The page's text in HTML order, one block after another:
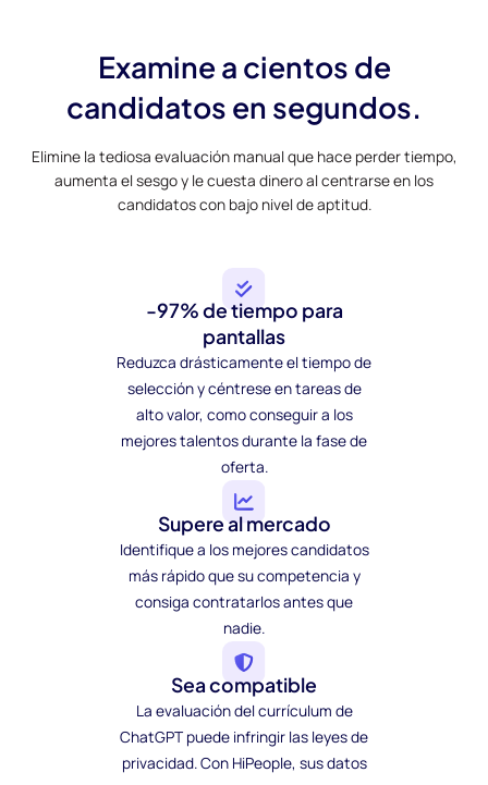
Examine a cientos de
candidatos en segundos.
Elimine la tediosa evaluación manual que hace perder tiempo,
aumenta el sesgo y le cuesta dinero al centrarse en los
candidatos con bajo nivel de aptitud.
-97% de tiempo para
pantallas
Reduzca drásticamente el tiempo de
selección y céntrese en tareas de
alto valor, como conseguir a los
mejores talentos durante la fase de
oferta.
Supere al mercado
Identifique a los mejores candidatos
más rápido que su competencia y
consiga contratarlos antes que
nadie.
Sea compatible
La evaluación del currículum de
ChatGPT puede infringir las leyes de
privacidad. Con HiPeople, sus datos